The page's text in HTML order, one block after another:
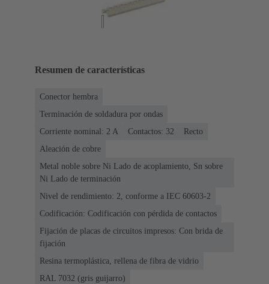
Resumen de características
Conector hembra
Terminación de soldadura por ondas
Corriente nominal: ‌2 A
Contactos: 32
Recto
Aleación de cobre
Metal noble sobre Ni Lado de acoplamiento, Sn sobre
Ni Lado de terminación
Nivel de rendimiento: 2, conforme a IEC 60603-2
Codificación: Codificación con pérdida de contactos
Fijación de placas de circuitos impresos: Con brida de
fijación
Resina termoplástica, rellena de fibra de vidrio
RAL 7032 (gris guijarro)